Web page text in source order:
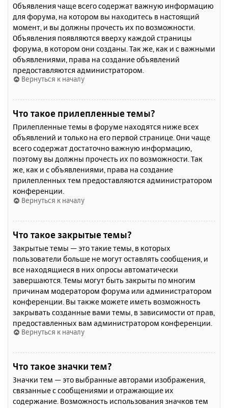
Объявления чаще всего содержат важную информацию
для форума, на котором вы находитесь в настоящий
момент, и вы должны прочесть их по возможности.
Объявления появляются вверху каждой страницы
форума, в котором они созданы. Так же, как и с важными
объявлениями, права на создание объявлений
предоставляются администратором.
Вернуться к началу
Что такое прилепленные темы?
Прилепленные темы в форуме находятся ниже всех
объявлений и только на его первой странице. Они чаще
всего содержат достаточно важную информацию,
поэтому вы должны прочесть их по возможности. Так
же, как и с объявлениями, права на создание
прилепленных тем предоставляются администратором
конференции.
Вернуться к началу
Что такое закрытые темы?
Закрытые темы — это такие темы, в которых
пользователи больше не могут оставлять сообщения, и
все находящиеся в них опросы автоматически
завершаются. Темы могут быть закрыты по многим
причинам модератором форума или администратором
конференции. Вы также можете иметь возможность
закрывать созданные вами темы, в зависимости от прав,
предоставленных вам администратором конференции.
Вернуться к началу
Что такое значки тем?
Значки тем — это выбранные авторами изображения,
связанные с сообщениями и отражающие их
содержание. Возможность использования значков тем